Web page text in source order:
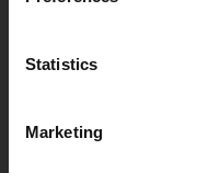
Statistics
Marketing
Choisissez le